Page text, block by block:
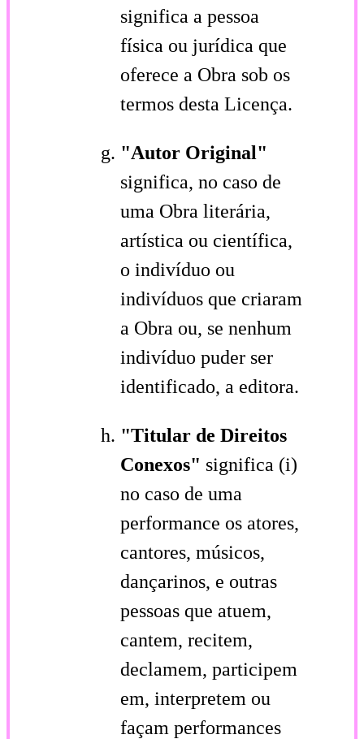
significa a pessoa
física ou jurídica que
oferece a Obra sob os
termos desta Licença.
"Autor Original"
significa, no caso de
uma Obra literária,
artística ou científica,
o indivíduo ou
indivíduos que criaram
a Obra ou, se nenhum
indivíduo puder ser
identificado, a editora.
"Titular de Direitos
Conexos" significa (i)
no caso de uma
performance os atores,
cantores, músicos,
dançarinos, e outras
pessoas que atuem,
cantem, recitem,
declamem, participem
em, interpretem ou
façam performances